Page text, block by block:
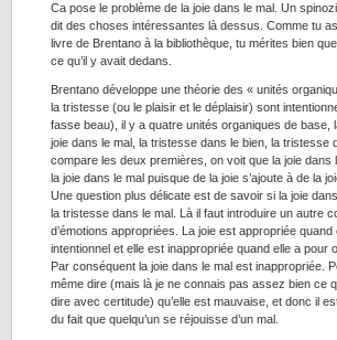
Ca pose le problème de la joie dans le mal. Un
dit des choses intéressantes là dessus. Comme tu
livre de Brentano à la bibliothèque, tu mérites bien
ce qu’il y avait dedans.
Brentano développe une théorie des « unités
la tristesse (ou le plaisir et le déplaisir) sont
fasse beau), il y a quatre unités organiques de base,
joie dans le mal, la tristesse dans le bien, la tristesse
compare les deux premières, on voit que la joie dans
la joie dans le mal puisque de la joie s’ajoute à de la
Une question plus délicate est de savoir si la joie
la tristesse dans le mal. Là il faut introduire un autre
d’émotions appropriées. La joie est appropriée
intentionnel et elle est inappropriée quand elle a pour
Par conséquent la joie dans le mal est inappropriée.
même dire (mais là je ne connais pas assez bien ce
dire avec certitude) qu’elle est mauvaise, et donc il
du fait que quelqu’un se réjouisse d’un mal.